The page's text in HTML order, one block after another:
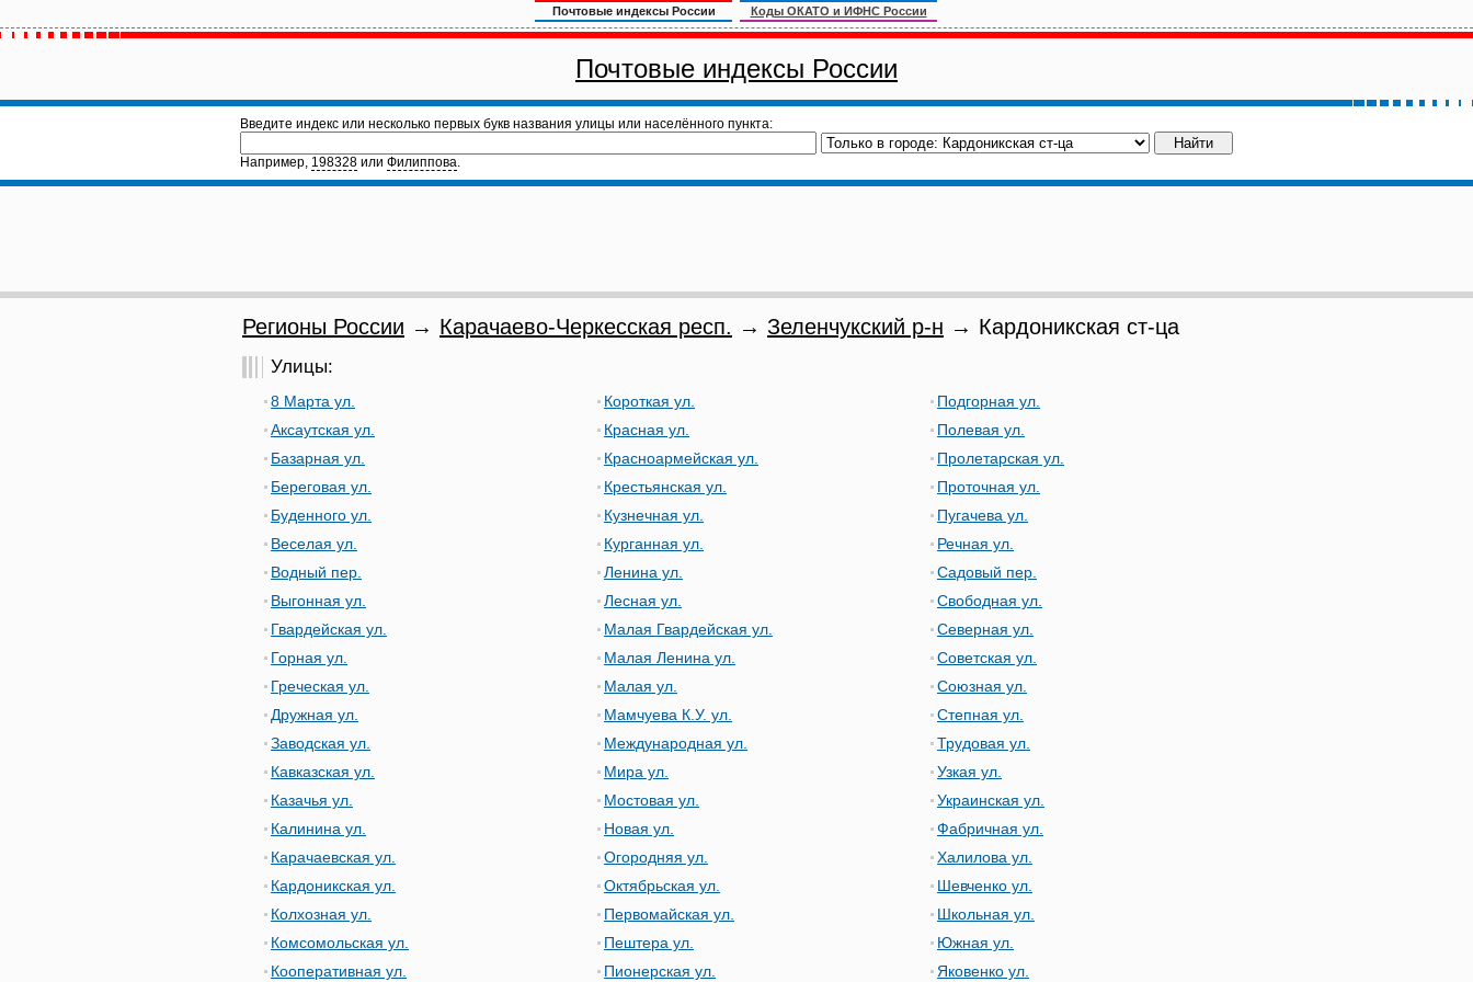
Почтовые индексы России Коды ОКАТО и ИФНС России
Почтовые индексы России
Введите индекс или несколько первых букв названия улицы или населённого пункта:
Например, 198328 или Филиппова.
Регионы России → Карачаево-Черкесская респ. → Зеленчукский р-н → Кардоникская ст-ца
Улицы:
8 Марта ул.
Аксаутская ул.
Базарная ул.
Береговая ул.
Буденного ул.
Веселая ул.
Водный пер.
Выгонная ул.
Гвардейская ул.
Горная ул.
Греческая ул.
Дружная ул.
Заводская ул.
Кавказская ул.
Казачья ул.
Калинина ул.
Карачаевская ул.
Кардоникская ул.
Колхозная ул.
Комсомольская ул.
Кооперативная ул.
Короткая ул.
Красная ул.
Красноармейская ул.
Крестьянская ул.
Кузнечная ул.
Курганная ул.
Ленина ул.
Лесная ул.
Малая Гвардейская ул.
Малая Ленина ул.
Малая ул.
Мамчуева К.У. ул.
Международная ул.
Мира ул.
Мостовая ул.
Новая ул.
Огородняя ул.
Октябрьская ул.
Первомайская ул.
Пештера ул.
Пионерская ул.
Подгорная ул.
Полевая ул.
Пролетарская ул.
Проточная ул.
Пугачева ул.
Речная ул.
Садовый пер.
Свободная ул.
Северная ул.
Советская ул.
Союзная ул.
Степная ул.
Трудовая ул.
Узкая ул.
Украинская ул.
Фабричная ул.
Халилова ул.
Шевченко ул.
Школьная ул.
Южная ул.
Яковенко ул.